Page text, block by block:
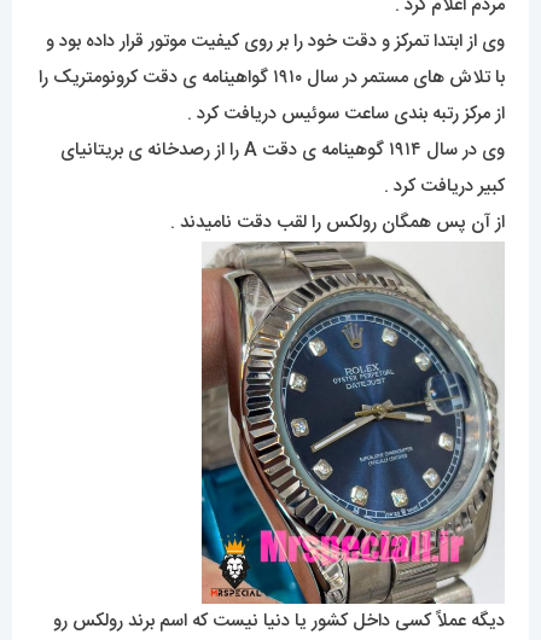
وی از ابتدا تمرکز و دقت خود را بر روی کیفیت موتور قرار داده بود و
با تلاش های مستمر در سال ۱۹۱۰ گواهینامه ی دقت کرونومتریک را
از مرکز رتبه بندی ساعت سوئیس دریافت کرد .
وی در سال ۱۹۱۴ گوهینامه ی دقت A را از رصدخانه ی بریتانیای
کبیر دریافت کرد .
از آن پس همگان رولکس را لقب دقت نامیدند .
دیگه عملاً کسی داخل کشور یا دنیا نیست که اسم برند رولکس رو